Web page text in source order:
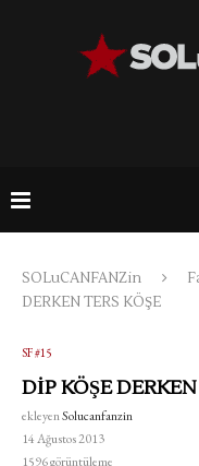
SOLuCANFANZin
DERKEN TERS KÖŞE
SF #15
DİP KÖŞE
ekleyenSolucanfanzin
14 Ağustos 2013
1596görüntüleme